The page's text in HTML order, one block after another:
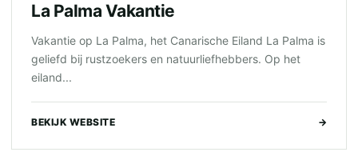
La Palma Vakantie
Vakantie op La Palma, het Canarische Eiland La Palma is
geliefd bij rustzoekers en natuurliefhebbers. Op het
eiland...
BEKIJK WEBSITE →